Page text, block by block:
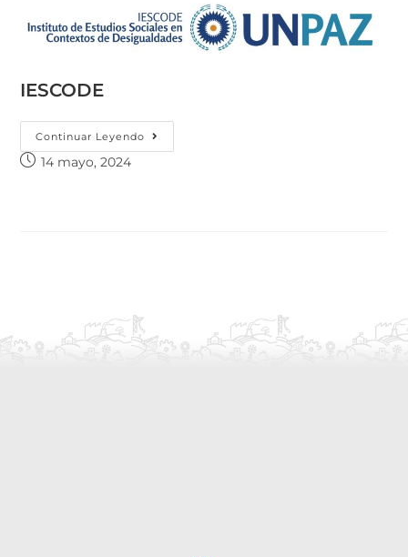
IESCODE
Continuar Leyendo
14 mayo, 2024